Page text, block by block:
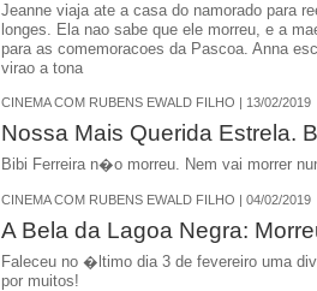
Jeanne viaja ate a casa do namorado para
longes. Ela nao sabe que ele morreu, e a
para as comemoracoes da Pascoa. Anna
virao a tona
CINEMA COM RUBENS EWALD FILHO | 13/02/2019
Nossa Mais Querida Estrela.
Bibi Ferreira n�o morreu. Nem vai morrer
CINEMA COM RUBENS EWALD FILHO | 04/02/2019
A Bela da Lagoa Negra:
Faleceu no �ltimo dia 3 de fevereiro uma
por muitos!